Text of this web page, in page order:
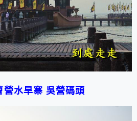
營水旱寨 吳營碼頭